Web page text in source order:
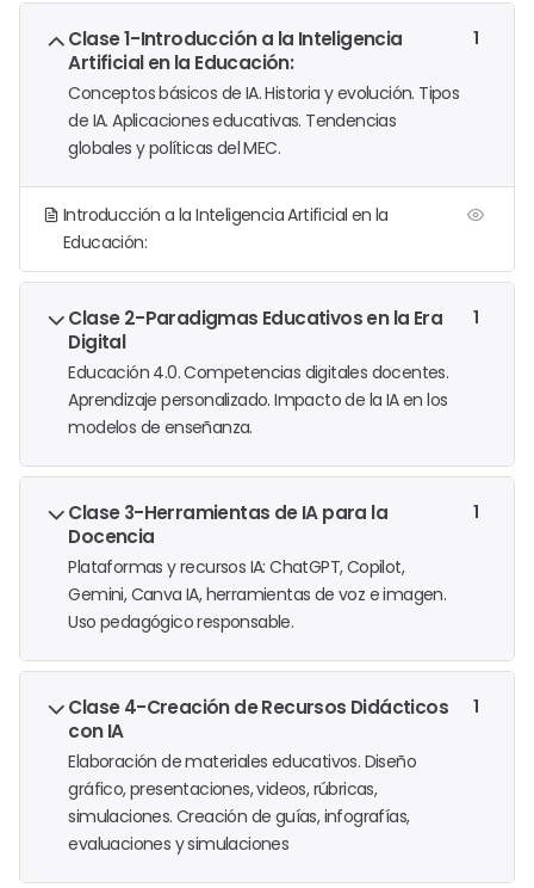
Clase 1-Introducción a la Inteligencia
Artificial en la Educación:
Conceptos básicos de IA. Historia y evolución. Tipos
de IA. Aplicaciones educativas. Tendencias
globales y políticas del MEC.
1
Introducción a la Inteligencia Artificial en la
Educación:
Clase 2-Paradigmas Educativos en la Era
Digital
Educación 4.0. Competencias digitales docentes.
Aprendizaje personalizado. Impacto de la IA en los
modelos de enseñanza.
1
Clase 3-Herramientas de IA para la
Docencia
Plataformas y recursos IA: ChatGPT, Copilot,
Gemini, Canva IA, herramientas de voz e imagen.
Uso pedagógico responsable.
1
Clase 4-Creación de Recursos Didácticos
con IA
Elaboración de materiales educativos. Diseño
gráfico, presentaciones, videos, rúbricas,
simulaciones. Creación de guías, infografías,
evaluaciones y simulaciones
1